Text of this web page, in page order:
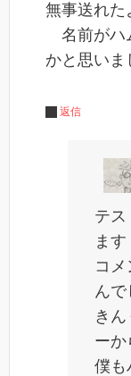
無事送れた
名前がハ
かと思いま
返信
テス
ます
コ
んで
き
ーか
僕も